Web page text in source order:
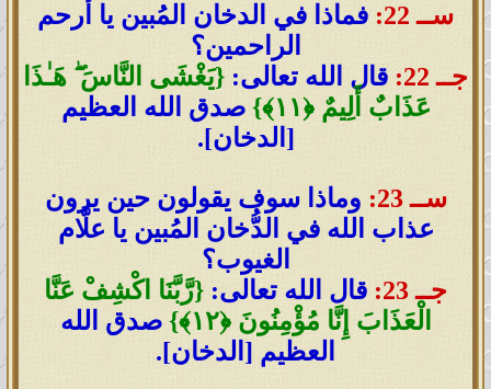
ســ 22:
فماذا في الدخان المُبين يا أرحم
الراحمين؟
جــ 22:
قال الله تعالى: {يَغْشَى النَّاسَ ۖ هَـٰذَا
عَذَابٌ أَلِيمٌ ﴿١١﴾}
صدق الله العظيم
[الدخان].
ســ 23:
وماذا سوف يقولون حين يرون
عذاب الله في الدُّخان المُبين يا علَّام
الغيوب؟
جــ 23:
قال الله تعالى: {رَّبَّنَا اكْشِفْ عَنَّا
الْعَذَابَ إِنَّا مُؤْمِنُونَ ﴿١٢﴾}
صدق الله
العظيم [الدخان].